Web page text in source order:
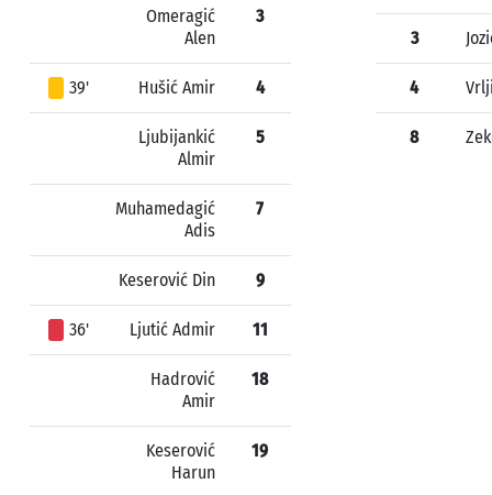
Omeragić
Alen
3
39' Hušić Amir 4
Ljubijankić
Almir
5
Muhamedagić
Adis
7
Keserović Din 9
36' Ljutić Admir 11
Hadrović
Amir
18
Keserović
Harun
19
3
4
8